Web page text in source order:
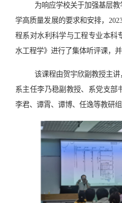
为响应学校关于加强基层
学高质量发展的要求和安排，
程系对水利科学与工程专业本科
水工程学》进行了集体听评课，
该课程由贺宇欣副教授主
系主任李乃稳副教授、系党支部
李君、谭霄、谭博、任逸等教研组